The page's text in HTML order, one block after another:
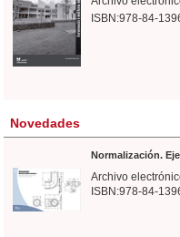
ISBN:978-84-
Novedades
Normalización.
Archivo
ISBN:978-84-